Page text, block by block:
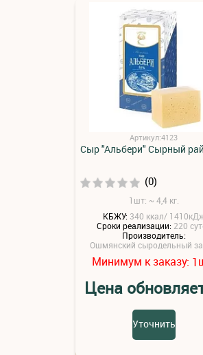
Артикул:4123
Сыр "Альбери" Сырный рай
(0)
1шт: ~ 4,4 кг.
КБЖУ: 340 ккал/
Сроки реализации: 220
Производитель:
Ошмянский сыродельный
Минимум к заказу: 1
Цена
Уточнить